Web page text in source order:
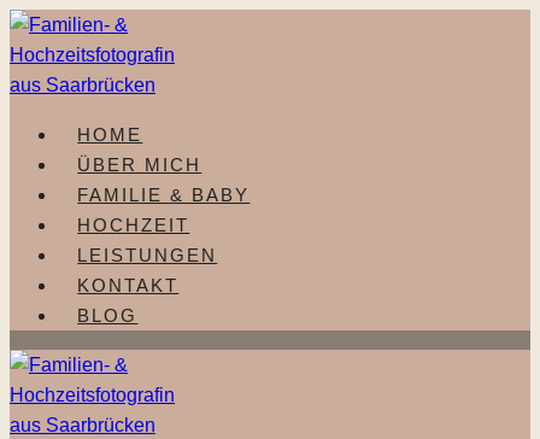
Zum
Inhalt
springen
HOME
ÜBER MICH
FAMILIE & BABY
HOCHZEIT
LEISTUNGEN
KONTAKT
BLOG